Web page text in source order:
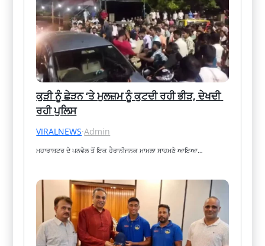
ਕੁੜੀ ਨੂੰ ਛੇੜਨ ‘ਤੇ ਮੁਲਜ਼ਮ ਨੂੰ ਕੁਟਦੀ ਰਹੀ ਭੀੜ, ਦੇਖਦੀ
ਰਹੀ ਪੁਲਿਸ
VIRALNEWS·Admin
ਮਹਾਰਾਸ਼ਟਰ ਦੇ ਪਨਵੇਲ ਤੋਂ ਇਕ ਹੈਰਾਨੀਜਨਕ ਮਾਮਲਾ ਸਾਹਮਣੇ ਆਇਆ…